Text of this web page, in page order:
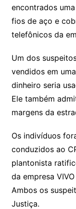
encontrados
fios de aço e
telefônicos da
Um dos
vendidos em
dinheiro seria
Ele também
margens da
Os indivíduos
conduzidos ao
plantonista
da empresa
Ambos os
Justiça.